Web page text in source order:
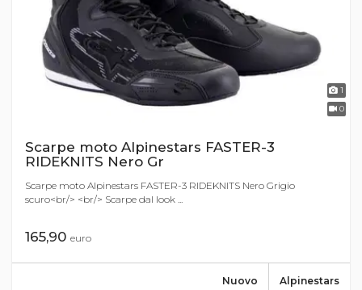
1
0
Scarpe moto Alpinestars FASTER-3
RIDEKNITS Nero Gr
Scarpe moto Alpinestars FASTER-3 RIDEKNITS Nero Grigio
scuro<br/> <br/> Scarpe dal look ...
165,90 euro
Alpinestars
Nuovo